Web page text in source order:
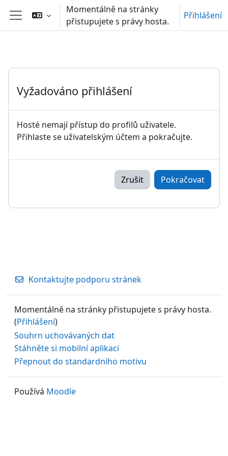
Přejít k hlavnímu obsahu
Boční panel
Momentálně na stránky
přistupujete s právy hosta.
Přihlášení
Vyžadováno přihlášení
Hosté nemají přístup do profilů uživatele.
Přihlaste se uživatelským účtem a pokračujte.
Zrušit Pokračovat
Kontaktujte podporu stránek
Momentálně na stránky přistupujete s právy hosta.
(Přihlášení)
Souhrn uchovávaných dat
Stáhněte si mobilní aplikaci
Přepnout do standardního motivu
Používá Moodle